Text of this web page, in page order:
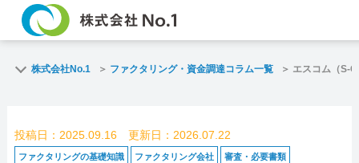
よくある質問
株式会社No.1 ファクタリング・資金調達コラム一覧 エスコム（S-
投稿日：2025.09.16 更新日：2026.07.22
ファクタリングの基礎知識 ファクタリング会社 審査・必要書類